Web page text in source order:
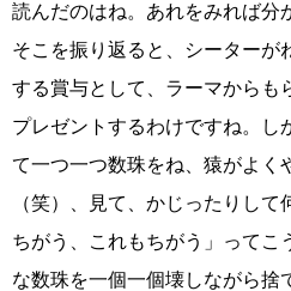
読んだのはね。あれをみれば
そこを振り返ると、シーターが
する賞与として、ラーマからも
プレゼントするわけですね。し
て一つ一つ数珠をね、猿がよく
（笑）、見て、かじったりし
ちがう、これもちがう」ってこ
な数珠を一個一個壊しながら捨